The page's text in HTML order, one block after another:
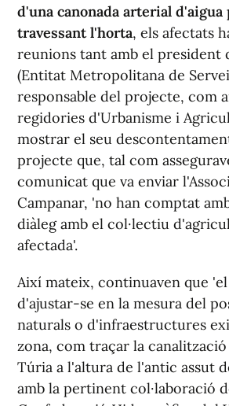
d'una canonada arterial d'aigua
travessant l'horta, els afectats
reunions tant amb el president
(Entitat Metropolitana de
responsable del projecte, com
regidories d'Urbanisme i
mostrar el seu
projecte que, tal com
comunicat que va enviar
Campanar, 'no han comptat
diàleg amb el col·lectiu
afectada'.
Així mateix, continuaven que
d'ajustar-se en la mesura del
naturals o d'infraestructures
zona, com traçar la
Túria a l'altura de l'antic assut
amb la pertinent col·laboració